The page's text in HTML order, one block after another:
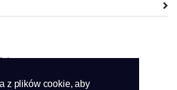
z plików cookie, aby